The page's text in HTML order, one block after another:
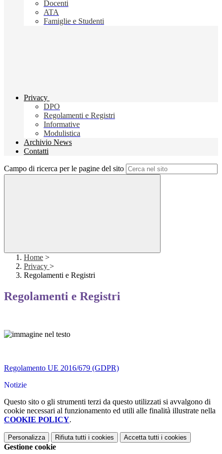
Docenti
ATA
Famiglie e Studenti
Privacy
DPO
Regolamenti e Registri
Informative
Modulistica
Archivio News
Contatti
Campo di ricerca per le pagine del sito
Home >
Privacy >
Regolamenti e Registri
Regolamenti e Registri
Regolamento UE 2016/679 (GDPR)
Notizie
Questo sito o gli strumenti terzi da questo utilizzati si avvalgono di
cookie necessari al funzionamento ed utili alle finalità illustrate nella
COOKIE POLICY.
Personalizza Rifiuta tutti i cookies Accetta tutti i cookies
Gestione cookie